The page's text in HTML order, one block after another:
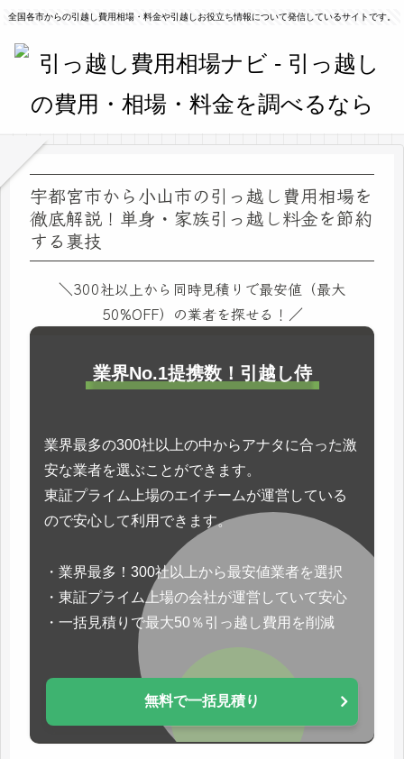
全国各市からの引越し費用相場・料金や引越しお役立ち情報について発信しているサイトです。
宇都宮市から小山市の引っ越し費用相場を
徹底解説！単身・家族引っ越し料金を節約
する裏技
＼300社以上から同時見積りで最安値（最大
50%OFF）の業者を探せる！／
業界No.1提携数！引越し侍
業界最多の300社以上の中からアナタに合った激
安な業者を選ぶことができます。
東証プライム上場のエイチームが運営している
ので安心して利用できます。
・業界最多！300社以上から最安値業者を選択
・東証プライム上場の会社が運営していて安心
・一括見積りで最大50％引っ越し費用を削減
無料で一括見積り